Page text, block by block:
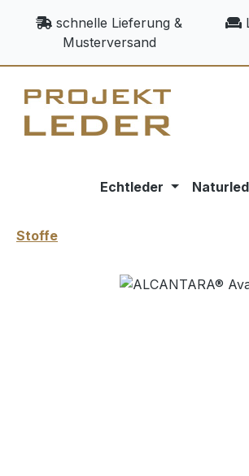
Hauptinhalt springen
Zur Suche springen
Zur Hauptnavigation springen
schnelle Lieferung &
Musterversand
Echtleder
Stoffe
Bildergalerie überspringen